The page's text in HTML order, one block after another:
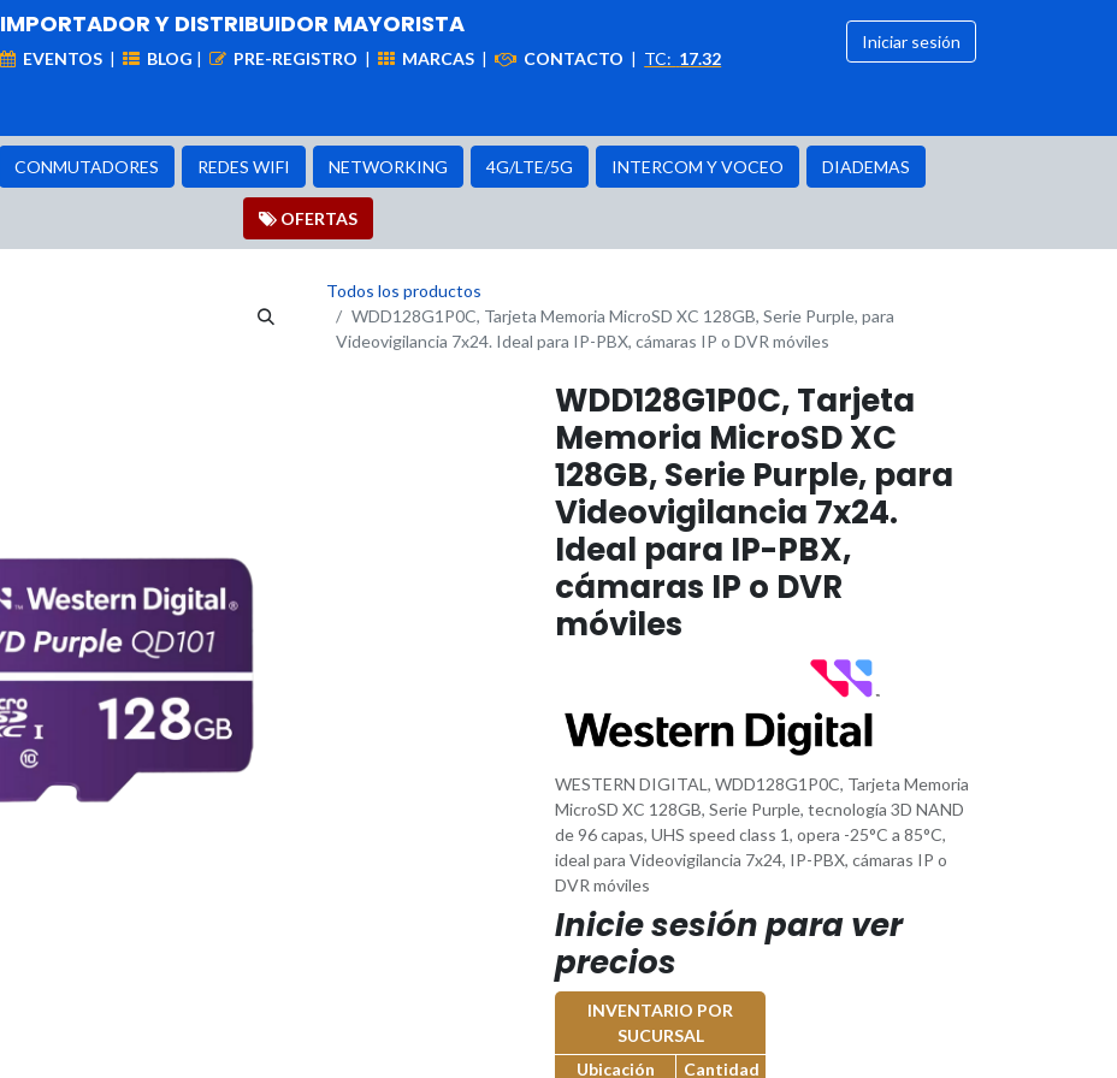
IMPORTADOR Y DISTRIBUIDOR MAYORISTA
EVENTOS | BLOG | PRE-REGISTRO | MARCAS | CONTACTO | TC: 17.32
Iniciar sesión
CONMUTADORES REDES WIFI NETWORKING 4G/LTE/5G INTERCOM Y VOCEO DIADEMAS
OFER​​​​TAS
Todos los productos
WDD128G1P0C, Tarjeta Memoria MicroSD XC 128GB, Serie Purple, para
Videovigilancia 7x24. Ideal para IP-PBX, cámaras IP o DVR móviles
WDD128G1P0C, Tarjeta
Memoria MicroSD XC
128GB, Serie Purple, para
Videovigilancia 7x24.
Ideal para IP-PBX,
cámaras IP o DVR
móviles
WESTERN DIGITAL, WDD128G1P0C, Tarjeta Memoria
MicroSD XC 128GB, Serie Purple, tecnología 3D NAND
de 96 capas, UHS speed class 1, opera -25°C a 85°C,
ideal para Videovigilancia 7x24, IP-PBX, cámaras IP o
DVR móviles
Inicie sesión para ver
precios
INVENTARIO POR
SUCURSAL
Ubicación
Cantidad